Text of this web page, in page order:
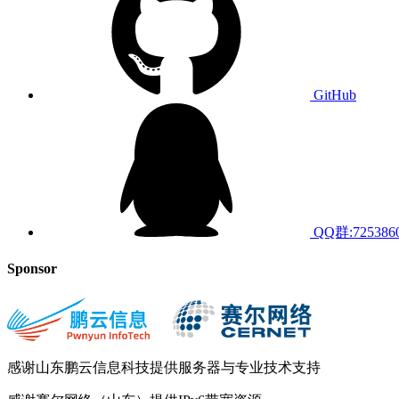
GitHub
QQ群
Sponsor
感谢山东鹏云信息科技提供服务器与专业技术支持